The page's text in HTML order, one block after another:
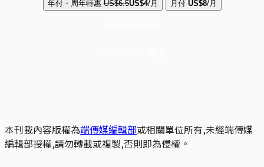
年付・周年特惠 US$6.5US$4/月 月付 US$8/月
本刊載內容版權為端傳媒編輯部或相關單位所有,未經端傳媒
編輯部授權,請勿轉載或複製,否則即為侵權。